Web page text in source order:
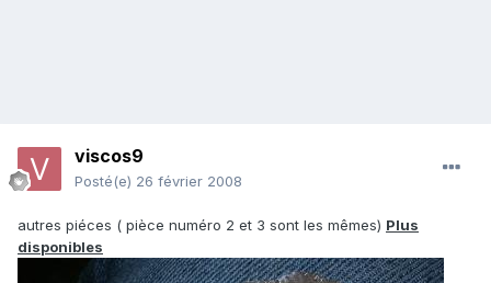
viscos9
Posté(e) 26 février 2008
autres piéces ( pièce numéro 2 et 3 sont les mêmes) Plus
disponibles